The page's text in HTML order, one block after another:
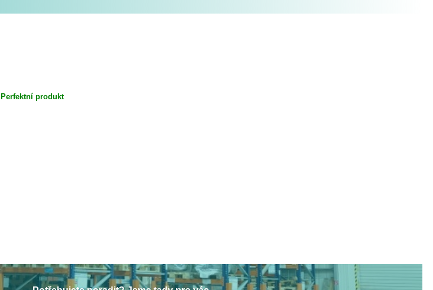
Perfektní produkt